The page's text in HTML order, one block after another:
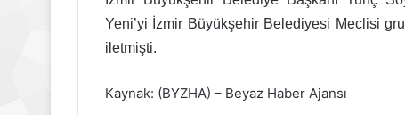
Yeni’yi İzmir Büyükşehir Belediyesi Meclisi
iletmişti.
Kaynak: (BYZHA) – Beyaz Haber Ajansı